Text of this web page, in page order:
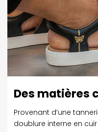
Des matières
Provenant d’une
doublure interne en